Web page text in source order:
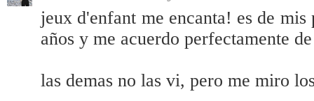
jeux d'enfant me encanta! es de
años y me acuerdo perfectamente
las demas no las vi, pero me miro